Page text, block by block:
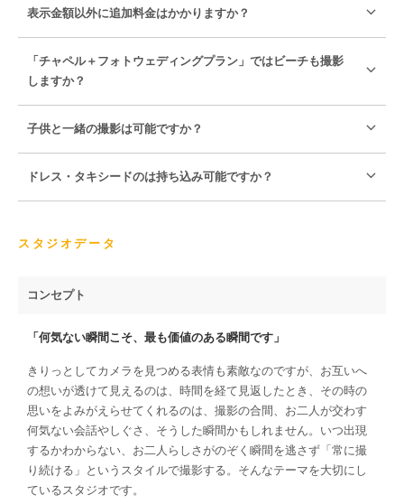
表示金額以外に追加料金はかかりますか？
「チャペル＋フォトウェディングプラン」ではビーチも撮影
しますか？
子供と一緒の撮影は可能ですか？
ドレス・タキシードのは持ち込み可能ですか？
スタジオデータ
コンセプト
「何気ない瞬間こそ、最も価値のある瞬間です」
きりっとしてカメラを見つめる表情も素敵なのですが、お互いへ
の想いが透けて見えるのは、時間を経て見返したとき、その時の
思いをよみがえらせてくれるのは、撮影の合間、お二人が交わす
何気ない会話やしぐさ、そうした瞬間かもしれません。いつ出現
するかわからない、お二人らしさがのぞく瞬間を逃さず「常に撮
り続ける」というスタイルで撮影する。そんなテーマを大切にし
ているスタジオです。